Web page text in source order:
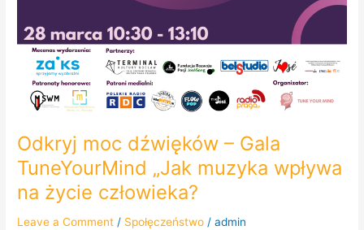
Odkryj moc dźwięków – Gala
TuneYourMind „Jak muzyka wpływa
na życie człowieka?
Leave a Comment / Społęczeństwo /admin